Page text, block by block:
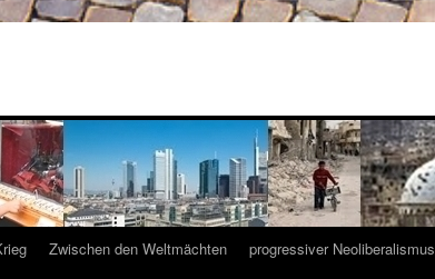
Zwischen den Weltmächten progressiver Neoliberalismus